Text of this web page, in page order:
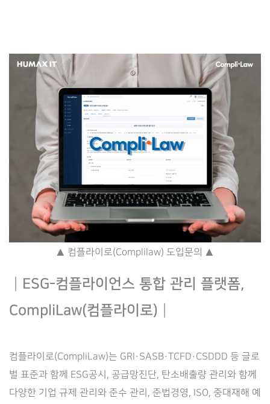
▲ 컴플라이로(Complilaw) 도입문의 ▲
┃ESG-컴플라이언스 통합 관리 플랫폼,
CompliLaw(컴플라이로)┃
컴플라이로(CompliLaw)는 GRI·SASB·TCFD·CSDDD 등 글로
벌 표준과 함께 ESG공시, 공급망진단, 탄소배출량 관리와 함께
다양한 기업 규제 관리와 준수 관리, 준법경영, ISO, 중대재해 예